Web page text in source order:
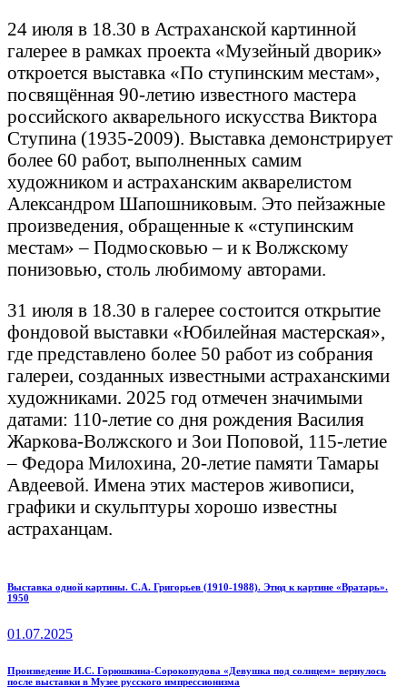
24 июля в 18.30 в Астраханской картинной
галерее в рамках проекта «Музейный дворик»
откроется выставка «По ступинским местам»,
посвящённая 90-летию известного мастера
российского акварельного искусства Виктора
Ступина (1935-2009). Выставка демонстрирует
более 60 работ, выполненных самим
художником и астраханским акварелистом
Александром Шапошниковым. Это пейзажные
произведения, обращенные к «ступинским
местам» – Подмосковью – и к Волжскому
понизовью, столь любимому авторами.
31 июля в 18.30 в галерее состоится открытие
фондовой выставки «Юбилейная мастерская»,
где представлено более 50 работ из собрания
галереи, созданных известными астраханскими
художниками. 2025 год отмечен значимыми
датами: 110-летие со дня рождения Василия
Жаркова-Волжского и Зои Поповой, 115-летие
– Федора Милохина, 20-летие памяти Тамары
Авдеевой. Имена этих мастеров живописи,
графики и скульптуры хорошо известны
астраханцам.
Навигация
записям
Previous
post:
Выставка одной картины. С.А. Григорьев (1910-1988). Этюд к картине «Вратарь».
1950
01.07.2025
Next
post:
Произведение И.С. Горюшкина-Сорокопудова «Девушка под солнцем» вернулось
после выставки в Музее русского импрессионизма